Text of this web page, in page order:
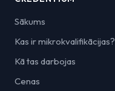
Sākums
Kas ir mikrokvalifikācijas?
Kā tas darbojas
Cenas